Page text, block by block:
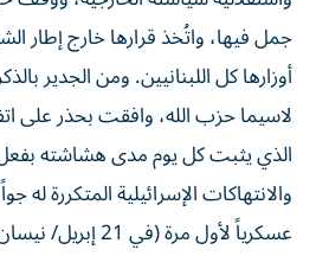
جمل فيها، واتُخذ قرارها خارج إطار
أوزارها كل اللبنانيين. ومن الجدير
لاسيما حزب الله، وافقت بحذر على
الذي يثبت كل يوم مدى هشاشته
والانتهاكات الإسرائيلية المتكررة له
عسكرياً لأول مرة (في 21 إبريل/ نيسان) على هذه الانتهاكات.